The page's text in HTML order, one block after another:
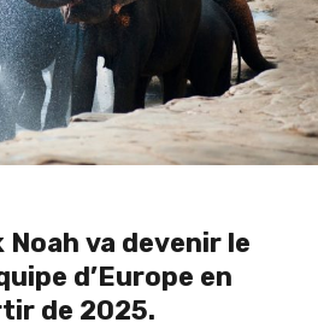
Noah va devenir le
d’Europe en
de 2025.